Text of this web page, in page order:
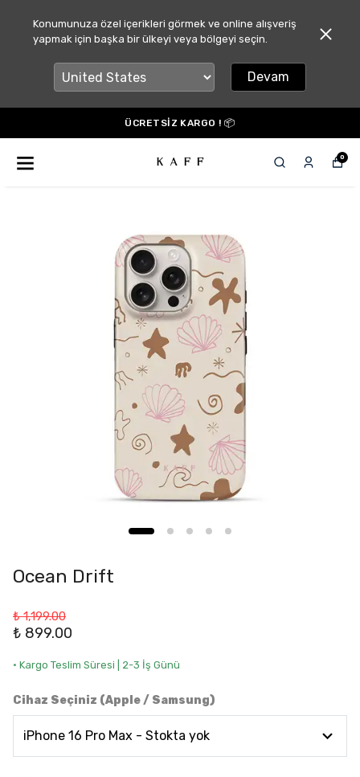
Konumunuza özel içerikleri görmek ve online alışveriş
yapmak için başka bir ülkeyi veya bölgeyi seçin.
Devam
ÜCRETSİZ KARGO ! 📦
0
Ocean Drift
₺ 1,199.00
₺ 899.00
• Kargo Teslim Süresi | 2-3 İş Günü
Cihaz Seçiniz (Apple / Samsung)